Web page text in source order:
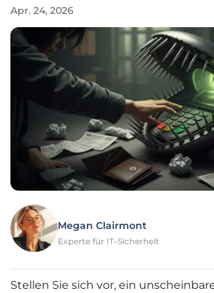
Apr. 24, 2026
Megan Clairmont
Experte für IT-Sicherheit
Stellen Sie sich vor, ein